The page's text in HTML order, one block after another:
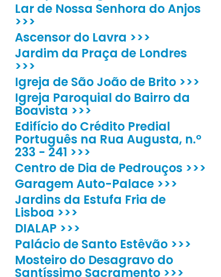
Lar de Nossa Senhora do Anjos
>>>
Ascensor do Lavra >>>
Jardim da Praça de Londres
>>>
Igreja de São João de Brito >>>
Igreja Paroquial do Bairro da
Boavista >>>
Edifício do Crédito Predial
Português na Rua Augusta, n.º
233 - 241 >>>
Centro de Dia de Pedrouços >>>
Garagem Auto-Palace >>>
Jardins da Estufa Fria de
Lisboa >>>
DIALAP >>>
Palácio de Santo Estêvão >>>
Mosteiro do Desagravo do
Santíssimo Sacramento >>>